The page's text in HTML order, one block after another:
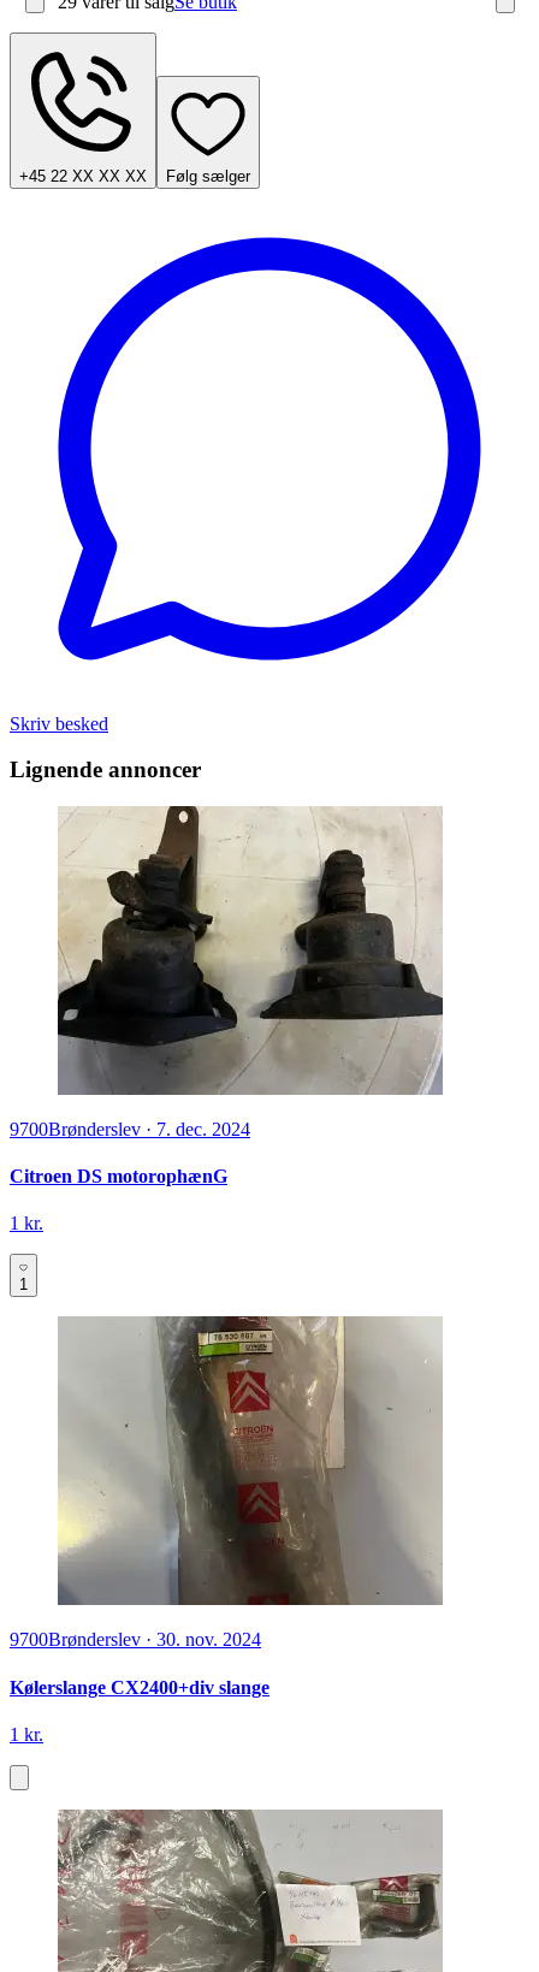
+45 22 XX XX XX Følg sælger
Skriv besked
Lignende annoncer
9700Brønderslev · 7. dec. 2024
Citroen DS motorophænG
1 kr.
1
9700Brønderslev · 30. nov. 2024
Kølerslange CX2400+div slange
1 kr.